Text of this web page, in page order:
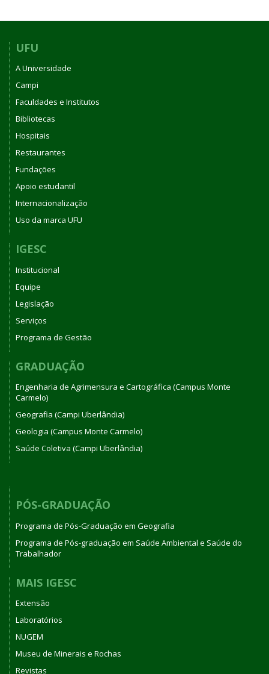
UFU
A Universidade
Campi
Faculdades e Institutos
Bibliotecas
Hospitais
Restaurantes
Fundações
Apoio estudantil
Internacionalização
Uso da marca UFU
IGESC
Institucional
Equipe
Legislação
Serviços
Programa de Gestão
GRADUAÇÃO
Engenharia de Agrimensura e Cartográfica (Campus Monte
Carmelo)
Geografia (Campi Uberlândia)
Geologia (Campus Monte Carmelo)
Saúde Coletiva (Campi Uberlândia)
PÓS-GRADUAÇÃO
Programa de Pós-Graduação em Geografia
Programa de Pós-graduação em Saúde Ambiental e Saúde do
Trabalhador
MAIS IGESC
Extensão
Laboratórios
NUGEM
Museu de Minerais e Rochas
Revistas